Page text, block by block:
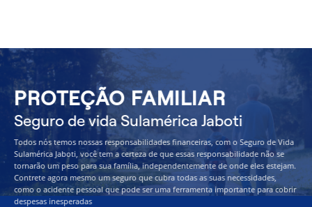
PROTEÇÃO FAMILIAR
Seguro de vida Sulamérica Jaboti
Todos nós temos nossas responsabilidades financeiras, com o Seguro de Vida
Sulamérica Jaboti, você tem a certeza de que essas responsabilidade não se
tornarão um peso para sua família, independentemente de onde eles estejam.
Contrete agora mesmo um seguro que cubra todas as suas necessidades,
como o acidente pessoal que pode ser uma ferramenta importante para cobrir
despesas inesperadas